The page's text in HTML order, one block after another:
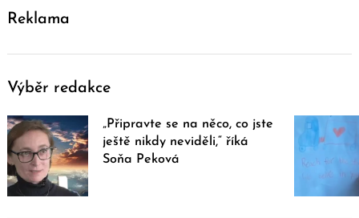
Reklama
Výběr redakce
„Připravte se na něco, co jste
ještě nikdy neviděli,“ říká
Soňa Peková